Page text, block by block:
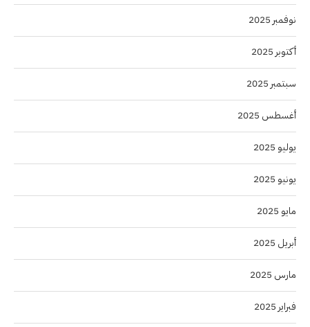
نوفمبر 2025
أكتوبر 2025
سبتمبر 2025
أغسطس 2025
يوليو 2025
يونيو 2025
مايو 2025
أبريل 2025
مارس 2025
فبراير 2025